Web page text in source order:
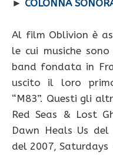
► COLONNA
Al film Oblivion è
le cui musiche
band fondata in
uscito il loro
“M83”. Questi gli
Red Seas & Lost
Dawn Heals Us
del 2007, Saturdays